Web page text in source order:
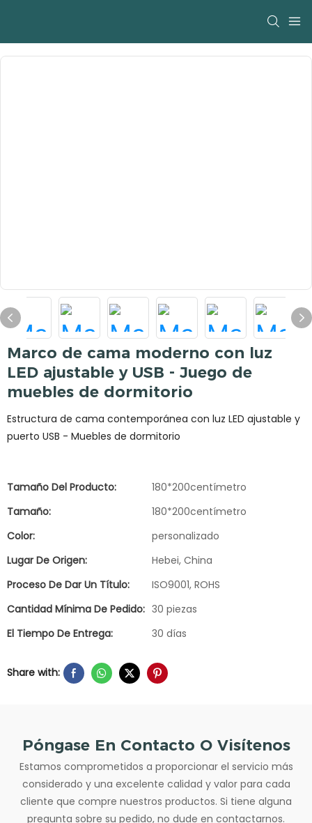
Marco de cama moderno con luz
LED ajustable y USB - Juego de
muebles de dormitorio
Estructura de cama contemporánea con luz LED ajustable y
puerto USB - Muebles de dormitorio
Tamaño Del Producto:
180*200centímetro
Tamaño:
180*200centímetro
Color:
personalizado
Lugar De Origen:
Hebei, China
Proceso De Dar Un Título:
ISO9001, ROHS
Cantidad Mínima De Pedido: 30 piezas
El Tiempo De Entrega:
30 días
Share with:
Póngase En Contacto O Visítenos
Estamos comprometidos a proporcionar el servicio más
considerado y una excelente calidad y valor para cada
cliente que compre nuestros productos. Si tiene alguna
pregunta sobre su pedido, no dude en contactarnos.